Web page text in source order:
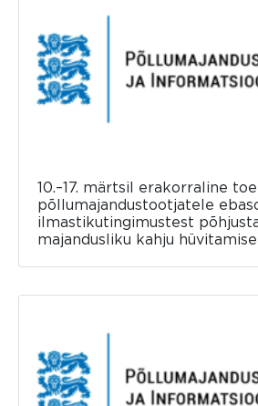
10.–17. märtsil erakorraline
põllumajandustootjatele
ilmastikutingimustest
majandusliku kahju